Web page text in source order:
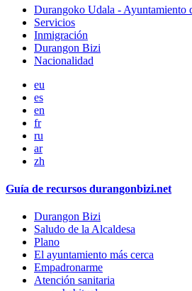
Durangoko Udala - Ayuntamiento
Servicios
Inmigración
Durangon Bizi
Nacionalidad
eu
es
en
fr
ru
ar
zh
Guía de recursos durangonbizi.net
Durangon Bizi
Saludo de la Alcaldesa
Plano
El ayuntamiento más cerca
Empadronarme
Atención sanitaria